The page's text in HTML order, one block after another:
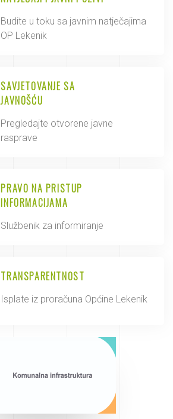
Budite u toku sa javnim natječajima
OP Lekenik
SAVJETOVANJE SA
JAVNOŠĆU
Pregledajte otvorene javne
rasprave
PRAVO NA PRISTUP
INFORMACIJAMA
Službenik za informiranje
TRANSPARENTNOST
Isplate iz proračuna Općine Lekenik